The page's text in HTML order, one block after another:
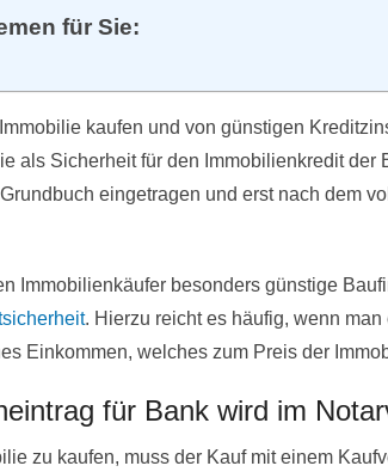
für Sie:
kaufen und von günstigen
als Sicherheit für den Immobilienkredit der
eingetragen und erst nach dem
Immobilienkäufer besonders günstige
. Hierzu reicht es häufig, wenn
Einkommen, welches zum Preis der
für Bank wird im
zu kaufen, muss der Kauf mit einem